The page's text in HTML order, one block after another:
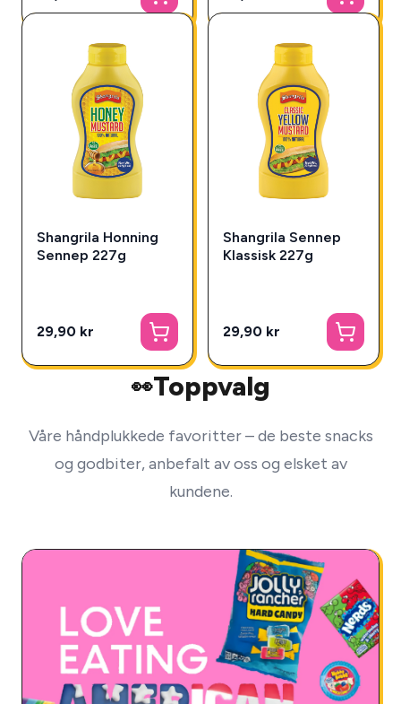
Shangrila Honning
Sennep 227g
29,90 kr
Shangrila Sennep
Klassisk 227g
29,90 kr
👀Toppvalg
Våre håndplukkede favoritter – de beste snacks
og godbiter, anbefalt av oss og elsket av
kundene.